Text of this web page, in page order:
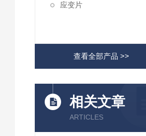
应变片
查看全部产品 >>
相关文章
ARTICLES